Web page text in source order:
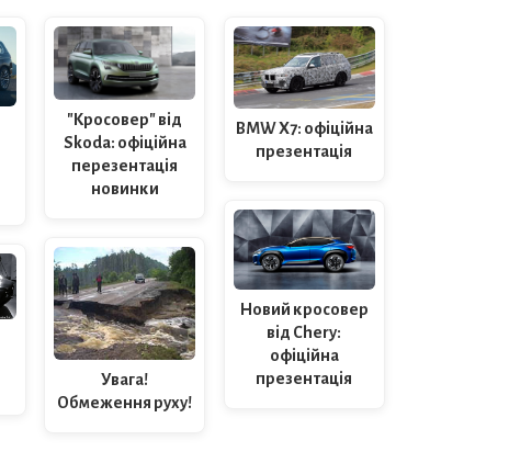
"Кросовер" від
Skoda: офіційна
перезентація
новинки
Увага!
Обмеження руху!
BMW X7: офіційна
презентація
Новий кросовер
від Chery:
офіційна
презентація